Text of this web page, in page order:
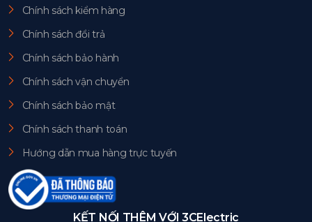
Chính sách kiểm hàng
Chính sách đổi trả
Chính sách bảo hành
Chính sách vận chuyển
Chính sách bảo mật
Chính sách thanh toán
Hướng dẫn mua hàng trực tuyến
KẾT NỐI THÊM VỚI 3CElectric